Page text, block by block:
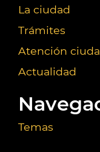
La ciudad
Trámites
Atención
Actualidad
Temas